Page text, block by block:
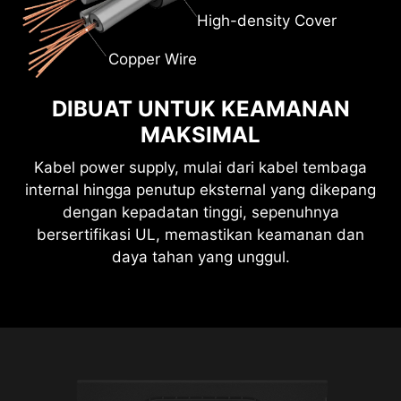
Copper Wire
High-density Cover
DIBUAT UNTUK KEAMANAN
MAKSIMAL
Kabel power supply, mulai dari kabel tembaga
internal hingga penutup eksternal yang dikepang
dengan kepadatan tinggi, sepenuhnya
bersertifikasi UL, memastikan keamanan dan
daya tahan yang unggul.
Menggunakan material premium untuk
meningkatkan fleksibilitas dan kelenturan kabel,
desain hitam doff yang elegan tidak hanya
mempercantik tampilan, tetapi juga memudahkan
manajemen kabel dengan lebih rapi dan
profesional.
untuk memudahkan pengaturan kabel. Posisinya
juga bisa disesuaikan dengan bebas sesuai
kebutuhan.
EPS
(4+4 PIN) x 2
4
2 X
PCIe 8-pin
EPS
1